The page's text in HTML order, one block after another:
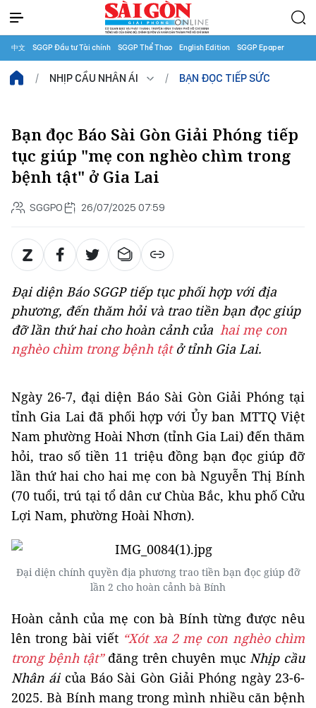
中文 SGGP Đầu tư Tài chính SGGP Thể Thao English Edition SGGP Epaper
NHỊP CẦU NHÂN ÁI BẠN ĐỌC TIẾP SỨC
Bạn đọc Báo Sài Gòn Giải Phóng tiếp
tục giúp "mẹ con nghèo chìm trong
bệnh tật" ở Gia Lai
SGGPO 26/07/2025 07:59
Đại diện Báo SGGP tiếp tục phối hợp với địa
phương, đến thăm hỏi và trao tiền bạn đọc giúp
đỡ lần thứ hai cho hoàn cảnh của hai mẹ con
nghèo chìm trong bệnh tậtở tỉnh Gia Lai.
Ngày 26-7, đại diện Báo Sài Gòn Giải Phóng tại
tỉnh Gia Lai đã phối hợp với Ủy ban MTTQ Việt
Nam phường Hoài Nhơn (tỉnh Gia Lai) đến thăm
hỏi, trao số tiền 11 triệu đồng bạn đọc giúp đỡ
lần thứ hai cho hai mẹ con bà Nguyễn Thị Bính
(70 tuổi, trú tại tổ dân cư Chùa Bắc, khu phố Cửu
Lợi Nam, phường Hoài Nhơn).
Đại diện chính quyền địa phương trao tiền bạn đọc giúp đỡ
lần 2 cho hoàn cảnh bà Bính
Hoàn cảnh của mẹ con bà Bính từng được nêu
lên trong bài viết “Xót xa 2 mẹ con nghèo chìm
trong bệnh tật”đăng trên chuyên mụcNhịp cầu
Nhân áicủa Báo Sài Gòn Giải Phóng ngày 23-6-
2025. Bà Bính mang trong mình nhiều căn bệnh